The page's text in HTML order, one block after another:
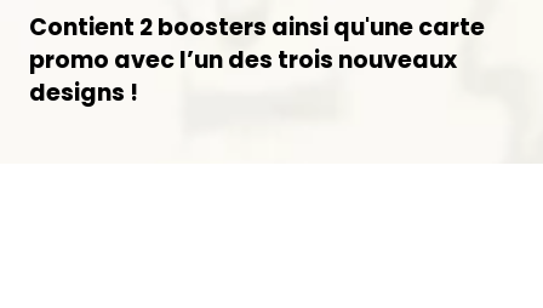
Contient 2 boosters ainsi qu'une carte
promo avec l’un des trois nouveaux
designs !